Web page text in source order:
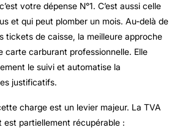
votre dépense N°1. C’est aussi celle
et qui peut plomber un mois. Au-delà de
tickets de caisse, la meilleure approche
carte carburant professionnelle. Elle
le suivi et automatise la
justificatifs.
charge est un levier majeur. La TVA
est partiellement récupérable :